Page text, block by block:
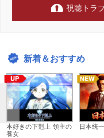
視聴トラ
新着＆おすすめ
本好きの下剋上 領主の
養女
日本統